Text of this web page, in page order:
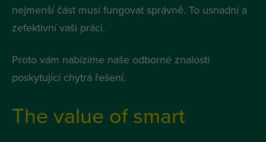
nejmenší část musí fungovat správně. To usnadní a
zefektivní vaši práci.
Proto vám nabízíme naše odborné znalosti
poskytující chytrá řešení.
The value of smart